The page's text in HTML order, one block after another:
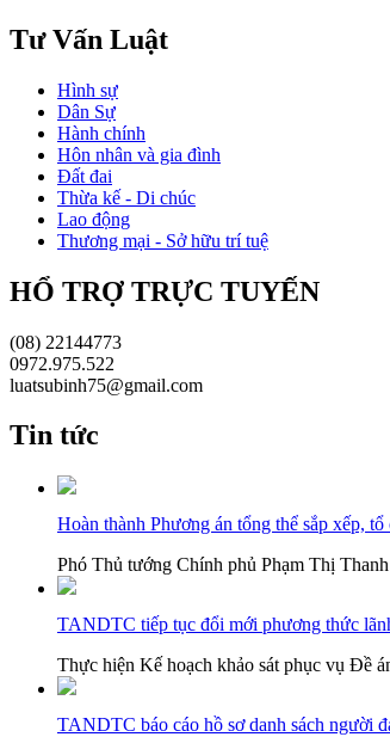
Tư Vấn Luật
Hình sự
Dân Sự
Hành chính
Hôn nhân và gia đình
Đất đai
Thừa kế - Di chúc
Lao động
Thương mại - Sở hữu trí tuệ
HỔ TRỢ TRỰC TUYẾN
(08) 22144773
0972.975.522
luatsubinh75@gmail.com
Tin tức
Hoàn thành Phương án tổng thể sắp xếp,
Phó Thủ tướng Chính phủ Phạm Thị
TANDTC tiếp tục đổi mới phương thức
Thực hiện Kế hoạch khảo sát phục vụ Đề
TANDTC báo cáo hồ sơ danh sách người